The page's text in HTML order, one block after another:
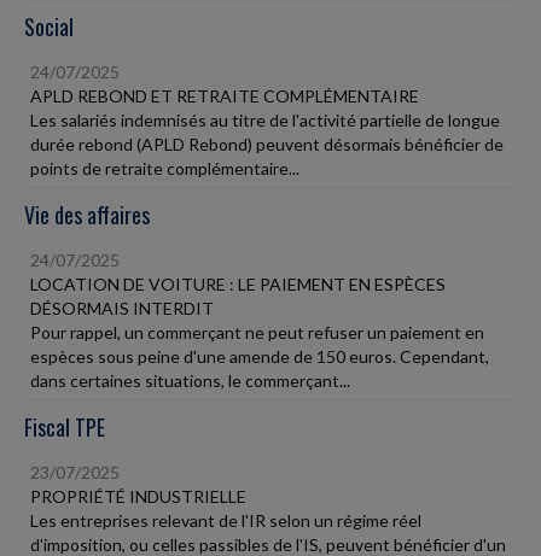
Social
24/07/2025
APLD REBOND ET RETRAITE COMPLÉMENTAIRE
Les salariés indemnisés au titre de l'activité partielle de longue
durée rebond (APLD Rebond) peuvent désormais bénéficier de
points de retraite complémentaire...
Vie des affaires
24/07/2025
LOCATION DE VOITURE : LE PAIEMENT EN ESPÈCES
DÉSORMAIS INTERDIT
Pour rappel, un commerçant ne peut refuser un paiement en
espèces sous peine d'une amende de 150 euros. Cependant,
dans certaines situations, le commerçant...
Fiscal TPE
23/07/2025
PROPRIÉTÉ INDUSTRIELLE
Les entreprises relevant de l'IR selon un régime réel
d'imposition, ou celles passibles de l'IS, peuvent bénéficier d'un